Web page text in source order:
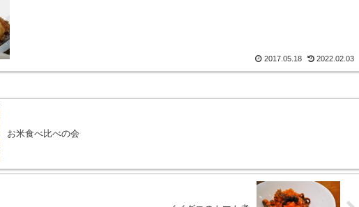
2017.05.18 2022.02.03
お米食べ比べの会